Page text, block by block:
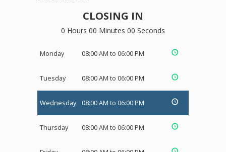
CLOSING IN
0 Hours 00 Minutes 00 Seconds
Monday 08:00 AM to 06:00 PM
Tuesday 08:00 AM to 06:00 PM
Wednesday 08:00 AM to 06:00 PM
Thursday 08:00 AM to 06:00 PM